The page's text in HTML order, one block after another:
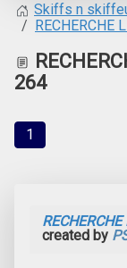
Skiffs n
RECHERCHE
264
1
created by